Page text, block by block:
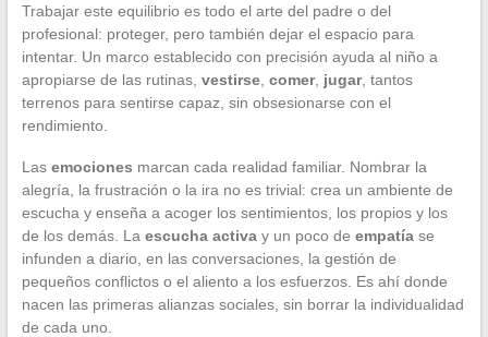
Trabajar este equilibrio es todo el arte del padre o del
profesional: proteger, pero también dejar el espacio para
intentar. Un marco establecido con precisión ayuda al niño a
apropiarse de las rutinas, vestirse, comer, jugar, tantos
terrenos para sentirse capaz, sin obsesionarse con el
rendimiento.
Las emociones marcan cada realidad familiar. Nombrar la
alegría, la frustración o la ira no es trivial: crea un ambiente de
escucha y enseña a acoger los sentimientos, los propios y los
de los demás. La escucha activay un poco de empatíase
infunden a diario, en las conversaciones, la gestión de
pequeños conflictos o el aliento a los esfuerzos. Es ahí donde
nacen las primeras alianzas sociales, sin borrar la individualidad
de cada uno.